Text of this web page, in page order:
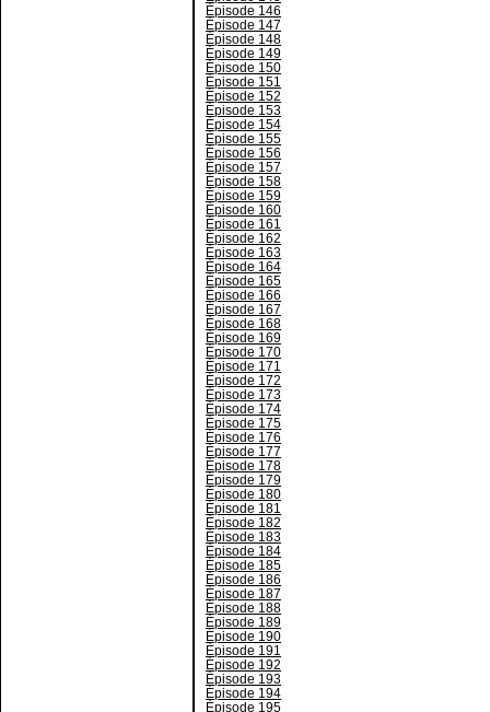
Épisode 146
Épisode 147
Épisode 148
Épisode 149
Épisode 150
Épisode 151
Épisode 152
Épisode 153
Épisode 154
Épisode 155
Épisode 156
Épisode 157
Épisode 158
Épisode 159
Épisode 160
Épisode 161
Épisode 162
Épisode 163
Épisode 164
Épisode 165
Épisode 166
Épisode 167
Épisode 168
Épisode 169
Épisode 170
Épisode 171
Épisode 172
Épisode 173
Épisode 174
Épisode 175
Épisode 176
Épisode 177
Épisode 178
Épisode 179
Épisode 180
Épisode 181
Épisode 182
Épisode 183
Épisode 184
Épisode 185
Épisode 186
Épisode 187
Épisode 188
Épisode 189
Épisode 190
Épisode 191
Épisode 192
Épisode 193
Épisode 194
Épisode 195